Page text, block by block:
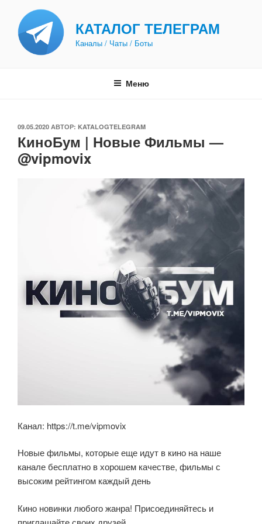
содержимому
КАТАЛОГ ТЕЛЕГРАМ
Каналы / Чаты / Боты
Меню
ОПУБЛИКОВАНО
09.05.2020 АВТОР: KATALOGTELEGRAM
КиноБум | Новые Фильмы —
@vipmovix
Канал: https://t.me/vipmovix
Новые фильмы, которые еще идут в кино на наше
канале бесплатно в хорошем качестве, фильмы с
высоким рейтингом каждый день
Кино новинки любого жанра! Присоединяйтесь и